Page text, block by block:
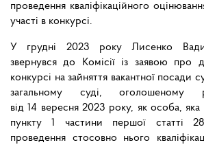
проведення кваліфікаційного
участі в конкурсі.
У грудні 2023 року Лисенко
звернувся до Комісії із заявою про
конкурсі на зайняття вакантної посади
загальному суді, оголошеному
від 14 вересня 2023 року, як особа, яка
пункту 1 частини першої статті
проведення стосовно нього